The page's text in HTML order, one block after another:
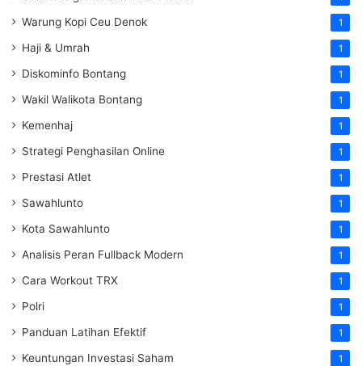
Warung Kopi Ceu Denok 1
Haji & Umrah 1
Diskominfo Bontang 1
Wakil Walikota Bontang 1
Kemenhaj 1
Strategi Penghasilan Online 1
Prestasi Atlet 1
Sawahlunto 1
Kota Sawahlunto 1
Analisis Peran Fullback Modern 1
Cara Workout TRX 1
Polri 1
Panduan Latihan Efektif 1
Keuntungan Investasi Saham 1